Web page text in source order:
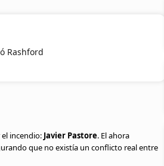
Rashford
incendio: Javier Pastore. El ahora
que no existía un conflicto real entre